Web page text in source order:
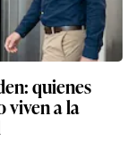
quienes
viven a la